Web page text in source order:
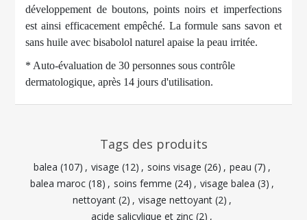
développement de boutons, points noirs et imperfections
est ainsi efficacement empêché. La formule sans savon et
sans huile avec bisabolol naturel apaise la peau irritée.
* Auto-évaluation de 30 personnes sous contrôle
dermatologique, après 14 jours d'utilisation.
Tags des produits
balea (107) , visage (12) , soins visage (26) , peau (7) ,
balea maroc (18) , soins femme (24) , visage balea (3) ,
nettoyant (2) , visage nettoyant (2) ,
acide salicylique et zinc (2) ,